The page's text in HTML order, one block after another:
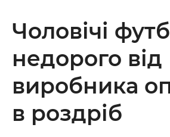
Чоловічі
недорого від
виробника
в роздріб